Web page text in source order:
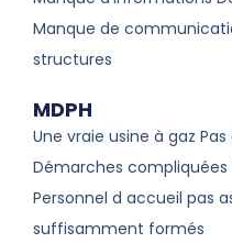
Manque de
structures
MDPH
Une vraie usine à gaz
Démarches compliquées
Personnel d accueil pas
suffisamment formés